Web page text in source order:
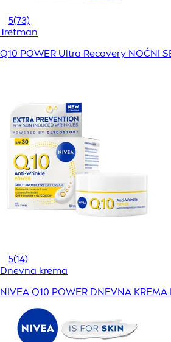
5(73)
Tretman
Q10 POWER Ultra Recovery NOĆNI
5(14)
Dnevna krema
NIVEA Q10 POWER DNEVNA KREMA